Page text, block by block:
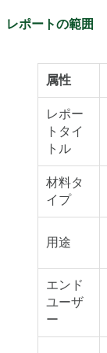
レポートの範囲
属性
レポー
トタイ
トル
材料タ
イプ
用途
エンド
ユーザ
ー